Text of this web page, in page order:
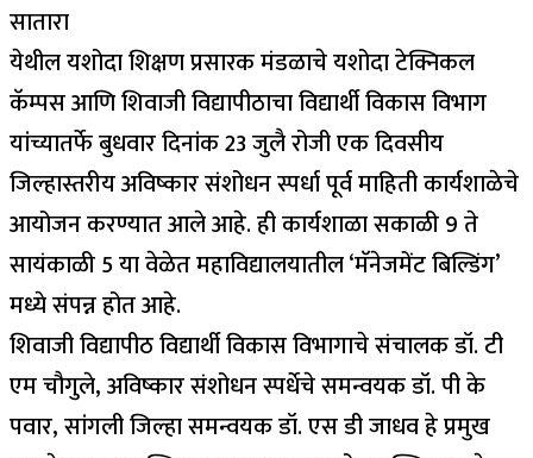
सातारा
येथील यशोदा शिक्षण प्रसारक मंडळाचे यशोदा टेक्निकल
कॅम्पस आणि शिवाजी विद्यापीठाचा विद्यार्थी विकास विभाग
यांच्यातर्फे बुधवार दिनांक 23 जुलै रोजी एक दिवसीय
जिल्हास्तरीय अविष्कार संशोधन स्पर्धा पूर्व माहिती कार्यशाळेचे
आयोजन करण्यात आले आहे. ही कार्यशाळा सकाळी 9 ते
सायंकाळी 5 या वेळेत महाविद्यालयातील ‘मॅनेजमेंट बिल्डिंग’
मध्ये संपन्न होत आहे.
शिवाजी विद्यापीठ विद्यार्थी विकास विभागाचे संचालक डॉ. टी
एम चौगुले, अविष्कार संशोधन स्पर्धेचे समन्वयक डॉ. पी के
पवार, सांगली जिल्हा समन्वयक डॉ. एस डी जाधव हे प्रमुख